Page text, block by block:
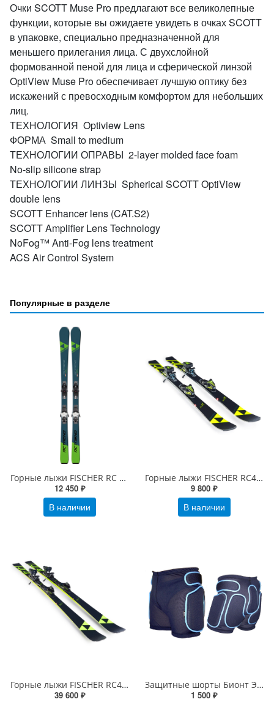
Очки SCOTT Muse Pro предлагают все великолепные
функции, которые вы ожидаете увидеть в очках SCOTT
в упаковке, специально предназначенной для
меньшего прилегания лица. С двухслойной
формованной пеной для лица и сферической линзой
OptiView Muse Pro обеспечивает лучшую оптику без
искажений с превосходным комфортом для небольших
лиц.
ТЕХНОЛОГИЯ Optiview Lens
ФОРМА Small to medium
ТЕХНОЛОГИИ ОПРАВЫ 2-layer molded face foam
No-slip silicone strap
ТЕХНОЛОГИИ ЛИНЗЫ Spherical SCOTT OptiView
double lens
SCOTT Enhancer lens (CAT.S2)
SCOTT Amplifier Lens Technology
NoFog™ Anti-Fog lens treatment
ACS Air Control System
Популярные в разделе
Горные лыжи FISCHER RC TREND с креплениями RS 9
12 450 ₽
В наличии
Горные лыжи FISCHER RC4 RACE JR с креплениями FJ7
9 800 ₽
В наличии
Горные лыжи FISCHER RC4 WORLDCUP RC c креплениями RC4 Z12
39 600 ₽
Защитные шорты Бионт Экстрим Плюс
1 500 ₽